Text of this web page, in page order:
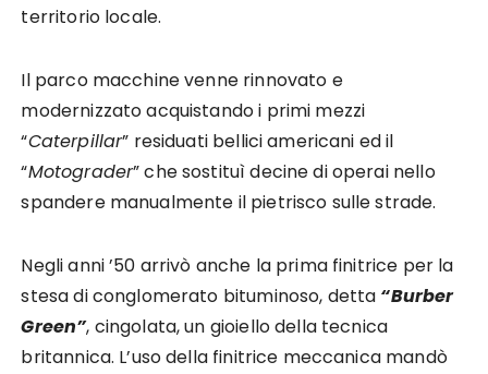
territorio locale.
Il parco macchine venne rinnovato e
modernizzato acquistando i primi mezzi
“Caterpillar” residuati bellici americani ed il
“Motograder” che sostituì decine di operai nello
spandere manualmente il pietrisco sulle strade.
Negli anni ’50 arrivò anche la prima finitrice per la
stesa di conglomerato bituminoso, detta “Burber
Green”, cingolata, un gioiello della tecnica
britannica. L’uso della finitrice meccanica mandò